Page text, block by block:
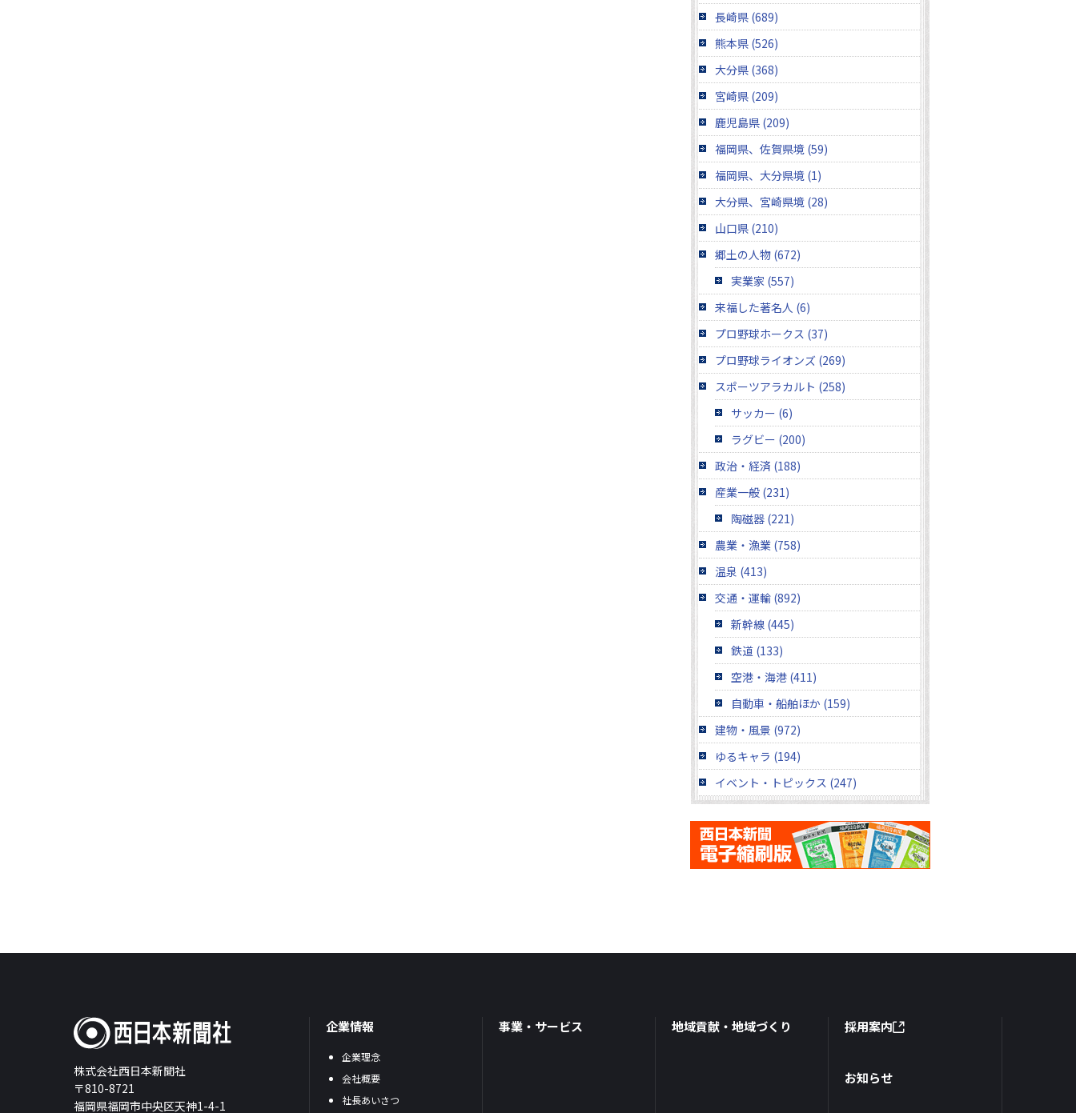
長崎県 (689)
熊本県 (526)
大分県 (368)
宮崎県 (209)
鹿児島県 (209)
福岡県、佐賀県境 (59)
福岡県、大分県境 (1)
大分県、宮崎県境 (28)
山口県 (210)
郷土の人物 (672)
実業家 (557)
来福した著名人 (6)
プロ野球ホークス (37)
プロ野球ライオンズ (269)
スポーツアラカルト (258)
サッカー (6)
ラグビー (200)
政治・経済 (188)
産業一般 (231)
陶磁器 (221)
農業・漁業 (758)
温泉 (413)
交通・運輸 (892)
新幹線 (445)
鉄道 (133)
空港・海港 (411)
自動車・船舶ほか (159)
建物・風景 (972)
ゆるキャラ (194)
イベント・トピックス (247)
株式会社西日本新聞社
〒810-8721
福岡県福岡市中央区天神1-4-1
企業情報
企業理念
会社概要
社長あいさつ
事業・サービス 地域貢献・地域づくり 採用案内
お知らせ